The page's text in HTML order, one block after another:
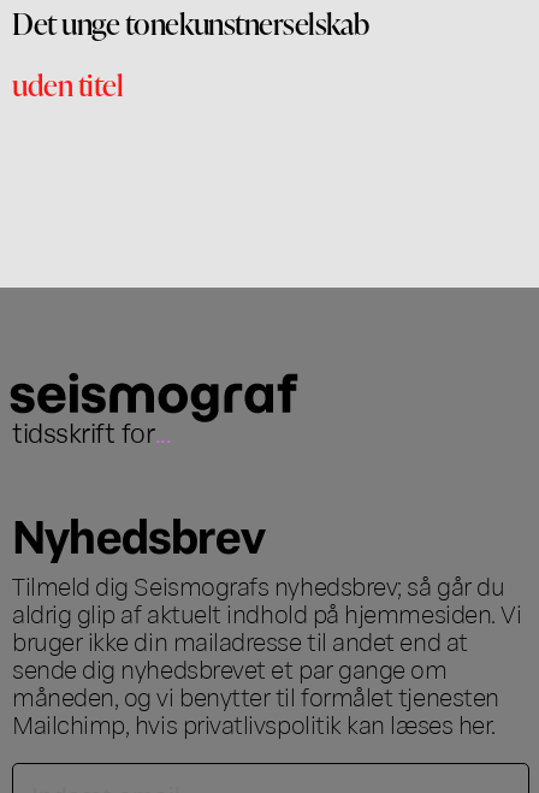
Det unge tonekunstnerselskab
uden titel
tidsskrift for...
Nyhedsbrev
Tilmeld dig Seismografs nyhedsbrev; så går du
aldrig glip af aktuelt indhold på hjemmesiden. Vi
bruger ikke din mailadresse til andet end at
sende dig nyhedsbrevet et par gange om
måneden, og vi benytter til formålet tjenesten
Mailchimp, hvis privatlivspolitik kan læses her.